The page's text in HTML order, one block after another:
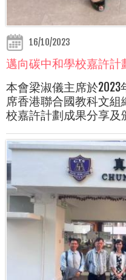
16/10/2023
邁向碳中和學校嘉許
本會梁淑儀主席於2023
席香港聯合國教科文
校嘉許計劃成果分享及